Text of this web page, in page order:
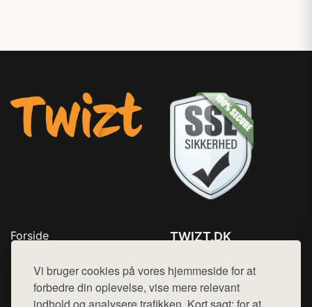
Vi bruger cookies på vores hjemmeside for at
forbedre din oplevelse, vise mere relevant
Forside
Top Rabatter
Kontakt
TWIZT.DK
Mail: hej@want.dk